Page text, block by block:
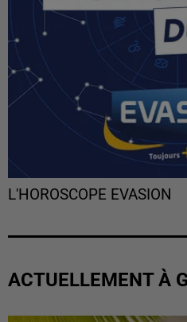
L'HOROSCOPE EVASION
ACTUELLEMENT À